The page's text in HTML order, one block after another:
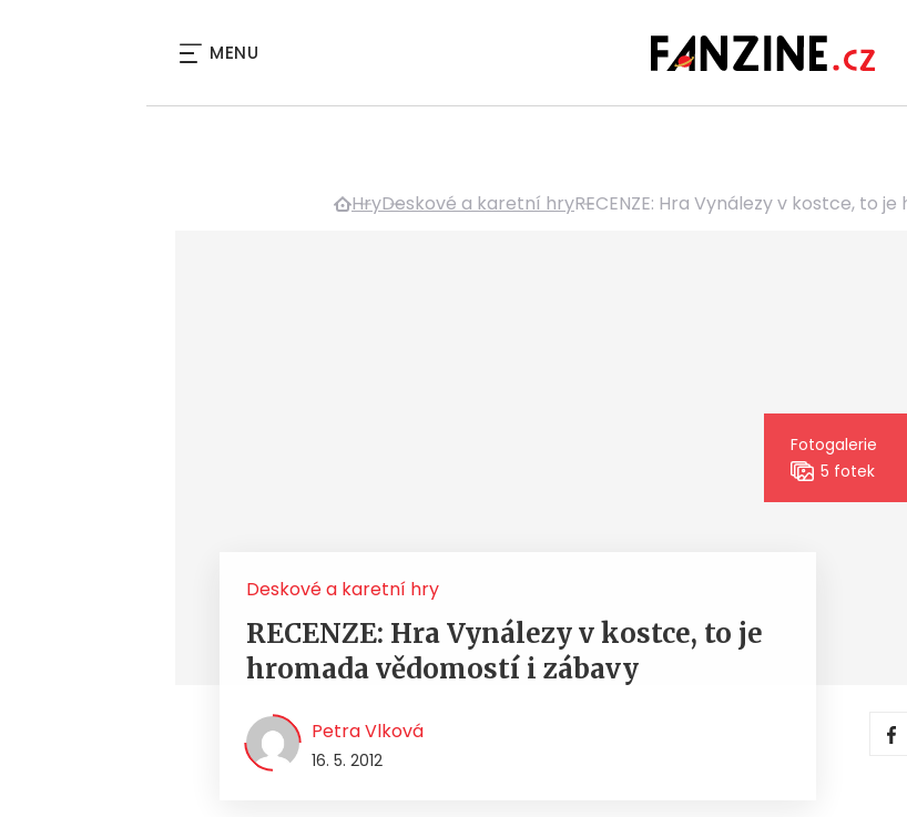
MENU
HryDeskové a karetní hryRECENZE: Hra Vynálezy v kostce, to
Fotogalerie
5 fotek
Deskové a karetní hry
RECENZE: Hra Vynálezy v kostce, to je
hromada vědomostí i zábavy
Petra Vlková
16. 5. 2012